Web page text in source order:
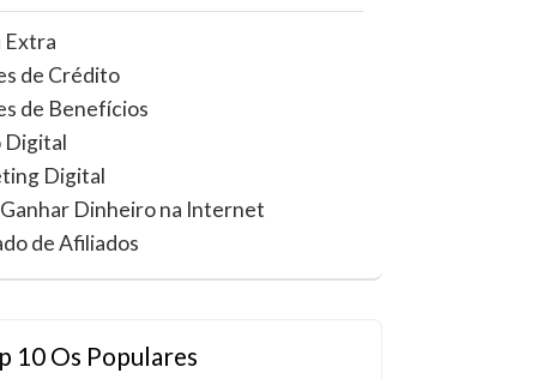
Extra
de Crédito
de Benefícios
Digital
Digital
Dinheiro na Internet
de Afiliados
10 Os Populares